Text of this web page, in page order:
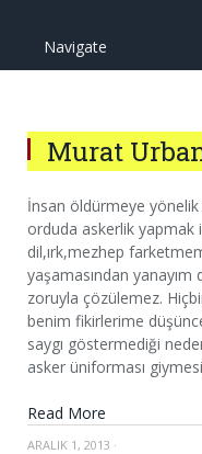
Navigate
Murat
İnsan öldürmeye
orduda askerlik yapmak
dil,ırk,mezhep
yaşamasından
zoruyla çözülemez.
benim fikirlerime
saygı göstermediği
asker üniforması
Read More
ARALIK 1, 2013 ·